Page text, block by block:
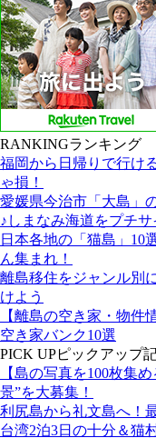
RANKINGランキング
福岡から日帰りで行け
ゃ損！
愛媛県今治市「大島」
♪しまなみ海道をプチサ
日本各地の「猫島」10
ん集まれ！
離島移住をジャンル別
けよう
【離島の空き家・物件
空き家バンク10選
PICK UPピックアップ
【島の写真を100枚集
景”を大募集！
利尻島から礼文島へ！
台湾2泊3日の十分＆猫